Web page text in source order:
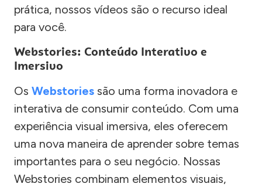
prática, nossos vídeos são o recurso ideal
para você.
Webstories: Conteúdo Interativo e
Imersivo
Os Webstories são uma forma inovadora e
interativa de consumir conteúdo. Com uma
experiência visual imersiva, eles oferecem
uma nova maneira de aprender sobre temas
importantes para o seu negócio. Nossas
Webstories combinam elementos visuais,